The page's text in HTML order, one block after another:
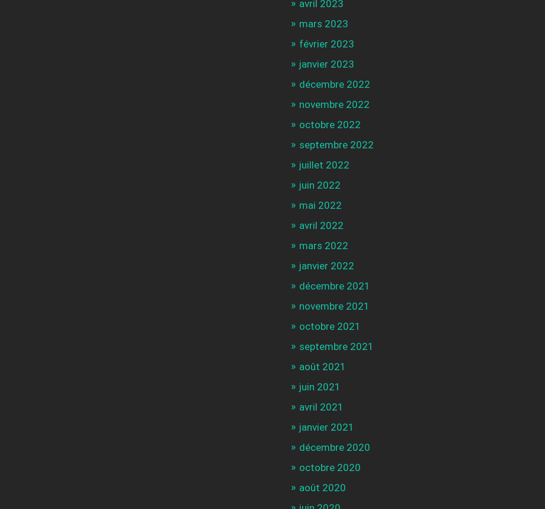
avril 2023
mars 2023
février 2023
janvier 2023
décembre 2022
novembre 2022
octobre 2022
septembre 2022
juillet 2022
juin 2022
mai 2022
avril 2022
mars 2022
janvier 2022
décembre 2021
novembre 2021
octobre 2021
septembre 2021
août 2021
juin 2021
avril 2021
janvier 2021
décembre 2020
octobre 2020
août 2020